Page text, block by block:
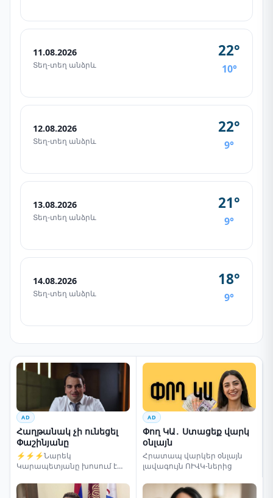
11.08.2026
Տեղ-տեղ անձրև
22°
10°
12.08.2026
Տեղ-տեղ անձրև
22°
9°
13.08.2026
Տեղ-տեղ անձրև
21°
9°
14.08.2026
Տեղ-տեղ անձրև
18°
9°
AD
Հաղթանակ չի ունեցել
Փաշինյանը
⚡⚡⚡Նարեկ
Կարապետյանը խոսում է
AD
Փող ԿԱ․ Ստացեք վարկ
օնլայն
Հրատապ վարկեր օնլայն
լավագույն ՈՒՎԿ-ներից